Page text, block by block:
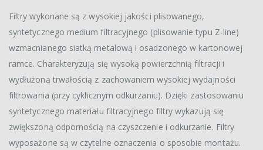
Filtry wykonane są z wysokiej jakości plisowanego,
syntetycznego medium filtracyjnego (plisowanie typu Z-line)
wzmacnianego siatką metalową i osadzonego w kartonowej
ramce. Charakteryzują się wysoką powierzchnią filtracji i
wydłużoną trwałością z zachowaniem wysokiej wydajności
filtrowania (przy cyklicznym odkurzaniu). Dzięki zastosowaniu
syntetycznego materiału filtracyjnego filtry wykazują się
zwiększoną odpornością na czyszczenie i odkurzanie. Filtry
wyposażone są w czytelne oznaczenia o sposobie montażu.